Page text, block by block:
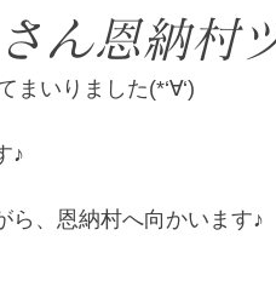
ん恩納村
いりました(*‘∀‘)
♪
ら、恩納村へ向かいます♪